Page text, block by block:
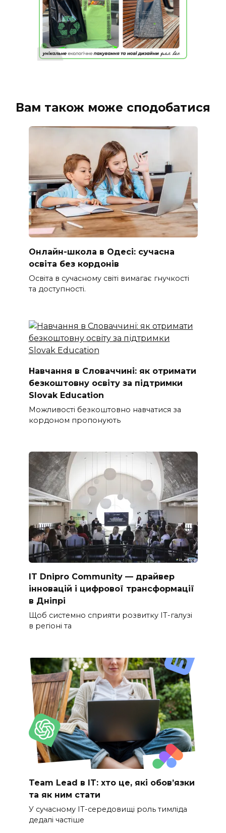
Вам також може сподобатися
Онлайн-школа в Одесі: сучасна
освіта без кордонів
Освіта в сучасному світі вимагає гнучкості
та доступності.
Навчання в Словаччині: як отримати
безкоштовну освіту за підтримки
Slovak Education
Можливості безкоштовно навчатися за
кордоном пропонують
IT Dnipro Community — драйвер
інновацій і цифрової трансформації
в Дніпрі
Щоб системно сприяти розвитку ІТ-галузі
в регіоні та
Team Lead в IT: хто це, які обов’язки
та як ним стати
У сучасному IT-середовищі роль тимліда
дедалі частіше